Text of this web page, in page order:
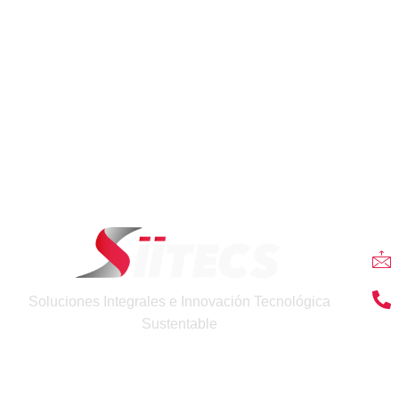
Soluciones Integrales e Innovación Tecnológica
Sustentable